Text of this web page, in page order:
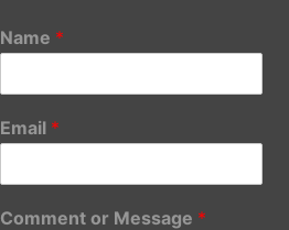
Name *
Email *
Comment or Message *